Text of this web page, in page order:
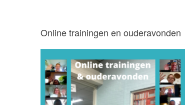
Online trainingen en ouderavonden